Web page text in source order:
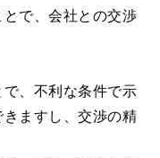
で、会社との交渉
、不利な条件で示
ますし、交渉の精